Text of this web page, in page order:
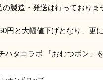
製造・発送は行っており
円と大幅値下げとなり、更
ハタコラボ 「おむつポン」